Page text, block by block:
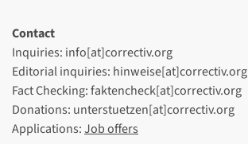
Contact
Inquiries: info[at]correctiv.org
Editorial inquiries: hinweise[at]correctiv.org
Fact Checking: faktencheck[at]correctiv.org
Donations: unterstuetzen[at]correctiv.org
Applications:Job offers